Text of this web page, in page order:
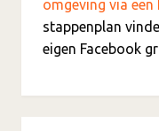
omgeving via een
stappenplan
eigen Facebook